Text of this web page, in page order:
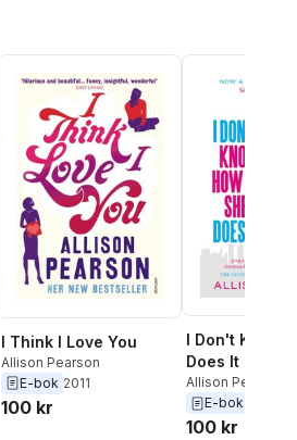
I Think I Love You
Allison Pearson
E-bok 2011
100 kr
I Don't Know
Does It
Allison Pearson
E-bok
100 kr